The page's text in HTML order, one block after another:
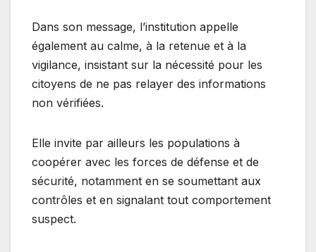
Dans son message, l’institution appelle
également au calme, à la retenue et à la
vigilance, insistant sur la nécessité pour les
citoyens de ne pas relayer des informations
non vérifiées.
Elle invite par ailleurs les populations à
coopérer avec les forces de défense et de
sécurité, notamment en se soumettant aux
contrôles et en signalant tout comportement
suspect.